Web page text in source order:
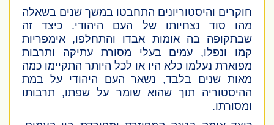
חוקרים והיסטוריונים התחבטו במשך שנים בשאלה
מהו סוד נצחיותו של העם היהודי. כיצד זה
שבתקופה בה אומות אבדו והתחלפו, אימפריות
קמו ונפלו, עמים בעלי מסורת עתיקה ותרבות
מפוארת נעלמו כלא היו או לכל היותר התקיימו כמה
מאות שנים בלבד, נשאר העם היהודי על במת
ההיסטוריה תוך שהוא שומר על שפתו, תרבותו
ומסורתו.